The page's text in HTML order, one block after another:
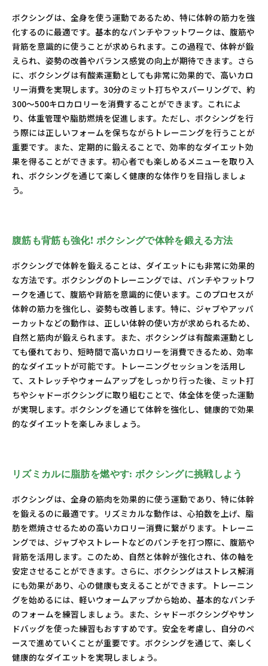
ボクシングは、全身を使う運動であるため、特に体幹の筋力を強
化するのに最適です。基本的なパンチやフットワークは、腹筋や
背筋を意識的に使うことが求められます。この過程で、体幹が鍛
えられ、姿勢の改善やバランス感覚の向上が期待できます。さら
に、ボクシングは有酸素運動としても非常に効果的で、高いカロ
リー消費を実現します。30分のミット打ちやスパーリングで、約
300〜500キロカロリーを消費することができます。これによ
り、体重管理や脂肪燃焼を促進します。ただし、ボクシングを行
う際には正しいフォームを保ちながらトレーニングを行うことが
重要です。また、定期的に鍛えることで、効率的なダイエット効
果を得ることができます。初心者でも楽しめるメニューを取り入
れ、ボクシングを通じて楽しく健康的な体作りを目指しましょ
う。
腹筋も背筋も強化! ボクシングで体幹を鍛える方法
ボクシングで体幹を鍛えることは、ダイエットにも非常に効果的
な方法です。ボクシングのトレーニングでは、パンチやフットワ
ークを通じて、腹筋や背筋を意識的に使います。このプロセスが
体幹の筋力を強化し、姿勢も改善します。特に、ジャブやアッパ
ーカットなどの動作は、正しい体幹の使い方が求められるため、
自然と筋肉が鍛えられます。また、ボクシングは有酸素運動とし
ても優れており、短時間で高いカロリーを消費できるため、効率
的なダイエットが可能です。トレーニングセッションを活用し
て、ストレッチやウォームアップをしっかり行った後、ミット打
ちやシャドーボクシングに取り組むことで、体全体を使った運動
が実現します。ボクシングを通じて体幹を強化し、健康的で効果
的なダイエットを楽しみましょう。
リズミカルに脂肪を燃やす: ボクシングに挑戦しよう
ボクシングは、全身の筋肉を効果的に使う運動であり、特に体幹
を鍛えるのに最適です。リズミカルな動作は、心拍数を上げ、脂
肪を燃焼させるための高いカロリー消費に繋がります。トレーニ
ングでは、ジャブやストレートなどのパンチを打つ際に、腹筋や
背筋を活用します。このため、自然と体幹が強化され、体の軸を
安定させることができます。さらに、ボクシングはストレス解消
にも効果があり、心の健康も支えることができます。トレーニン
グを始めるには、軽いウォームアップから始め、基本的なパンチ
のフォームを練習しましょう。また、シャドーボクシングやサン
ドバッグを使った練習もおすすめです。安全を考慮し、自分のペ
ースで進めていくことが重要です。ボクシングを通じて、楽しく
健康的なダイエットを実現しましょう。